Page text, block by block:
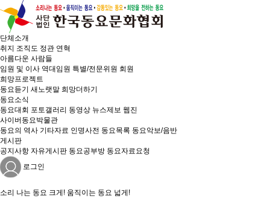
단체소개
취지 조직도 정관 연혁
아름다운 사람들
임원 및 이사 역대임원 특별/전문위원 회원
희망프로젝트
동요듣기 새노랫말 희망더하기
동요소식
동요대회 포토갤러리 동영상 뉴스제보 웹진
사이버동요박물관
동요의 역사 기타자료 인명사전 동요목록 동요악보/음반
게시판
공지사항 자유게시판 동요공부방 동요자료요청
로그인
소리 나는 동요 크게! 움직이는 동요 넓게!